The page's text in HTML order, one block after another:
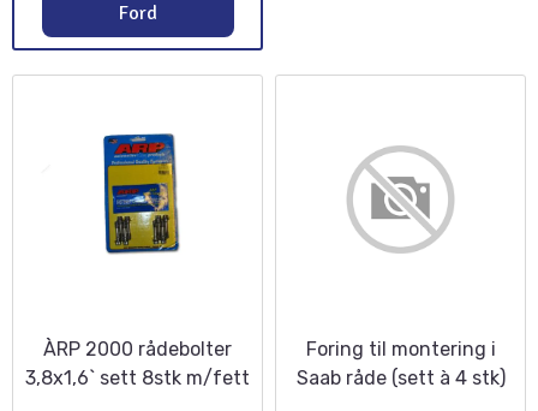
Ford
ÀRP 2000 rådebolter
3,8x1,6` sett 8stk m/fett
Foring til montering i
Saab råde (sett à 4 stk)